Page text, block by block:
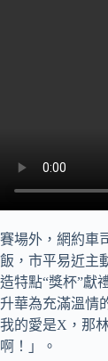
賽場外，網約車
飯，市平易近主
造特點“獎杯”獻
升華為充滿溫情
我的愛是X，那
啊！」。